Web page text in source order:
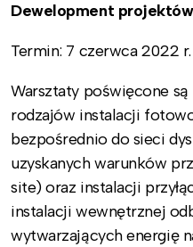
Dewelopment
Termin: 7 czerwca 2022
Warsztaty poświęcone
rodzajów instalacji
bezpośrednio do sieci
uzyskanych warunków
site) oraz instalacji
instalacji wewnętrznej
wytwarzających energię